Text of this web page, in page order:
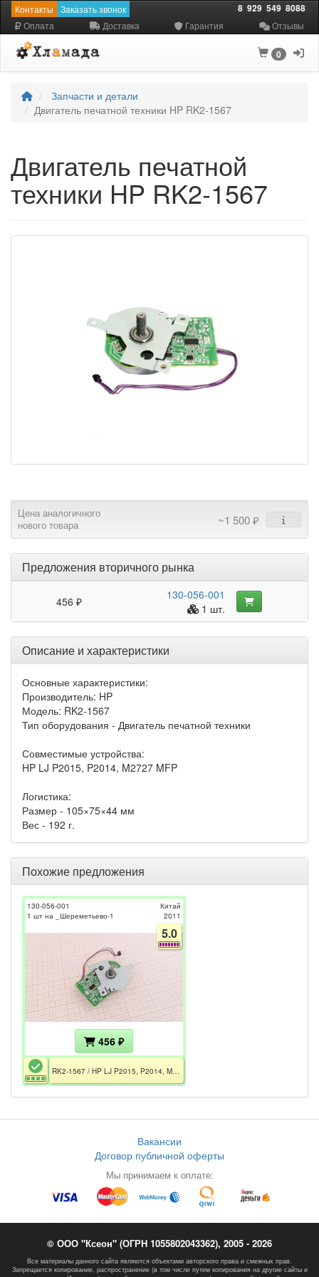
Контакты Заказать звонок 8 929 549 8088
Оплата Доставка Гарантия Отзывы
0
Запчасти и детали
Двигатель печатной техники HP RK2-1567
Двигатель печатной
техники HP RK2-1567
Цена аналогичного
нового товара
~1 500 ₽
Предложения вторичного рынка
456 ₽
130-056-001
1 шт.
Описание и характеристики
Основные характеристики:
Производитель: HP
Модель: RK2-1567
Тип оборудования - Двигатель печатной техники
Совместимые устройства:
HP LJ P2015, P2014, M2727 MFP
Логистика:
Размер - 105×75×44 мм
Вес - 192 г.
Похожие предложения
130-056-001
1 шт на _Шереметьево-1
Китай
2011
5.0
456 ₽
RK2-1567 / HP LJ P2015, P2014, M2727 MFP
Вакансии
Договор публичной оферты
Мы принимаем к оплате:
© ООО "Ксеон" (ОГРН 1055802043362), 2005 - 2026
Все материалы данного сайта являются объектами авторского права и смежных прав.
Запрещается копирование, распространение (в том числе путем копирования на другие сайты и